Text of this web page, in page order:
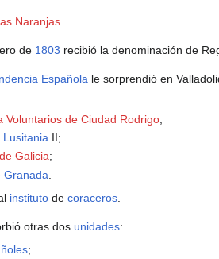
Naranjas
de 1803 recibió la denominación de
Española le sorprendió en
Voluntarios de Ciudad Rodrigo;
II;
Galicia;
Granada
instituto de coraceros
otras dos unidades:
;